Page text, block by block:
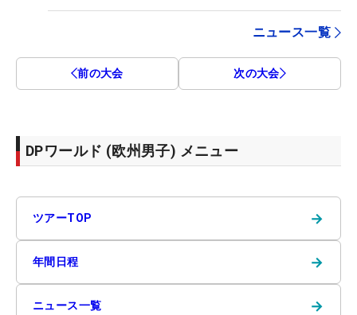
ニュース一覧
前の大会 次の大会
DPワールド (欧州男子) メニュー
ツアーTOP →
年間日程 →
ニュース一覧 →